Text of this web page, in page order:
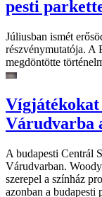
pesti
Júliusban ismét
részvénymutatója. A
megdöntötte
Vígjátékokat
Várudvarba
A budapesti Centrál
Várudvarban.
szerepel a színház
azonban a budapesti